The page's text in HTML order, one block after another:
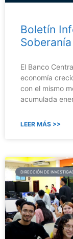
Boletín
El Banco
economía
con el mismo
acumulada
LEER MÁS >>
DIRECCIÓN DE